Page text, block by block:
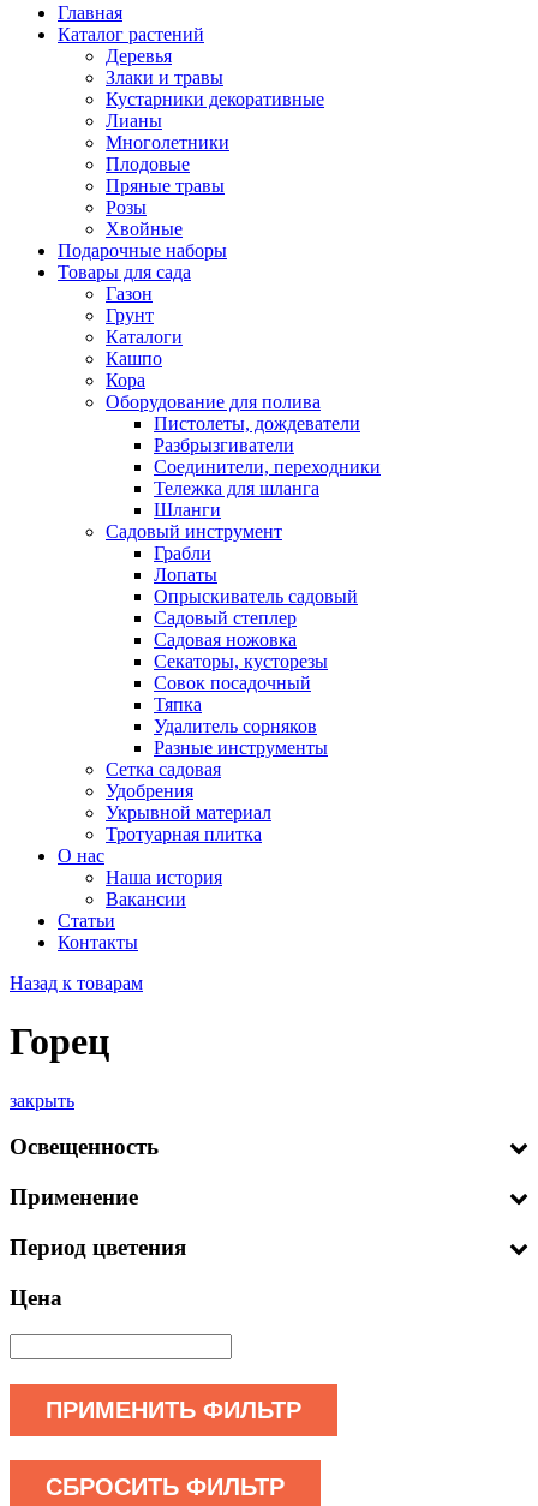
Главная
Каталог растений
Деревья
Злаки и травы
Кустарники декоративные
Лианы
Многолетники
Плодовые
Пряные травы
Розы
Хвойные
Подарочные наборы
Товары для сада
Газон
Грунт
Каталоги
Кашпо
Кора
Оборудование для полива
Пистолеты, дождеватели
Разбрызгиватели
Соединители, переходники
Тележка для шланга
Шланги
Садовый инструмент
Грабли
Лопаты
Опрыскиватель садовый
Садовый степлер
Садовая ножовка
Секаторы, кусторезы
Совок посадочный
Тяпка
Удалитель сорняков
Разные инструменты
Сетка садовая
Удобрения
Укрывной материал
Тротуарная плитка
О нас
Наша история
Вакансии
Статьи
Контакты
Назад к товарам
Горец
закрыть
Освещенность
Применение
Период цветения
Цена
ПРИМЕНИТЬ ФИЛЬТР
СБРОСИТЬ ФИЛЬТР